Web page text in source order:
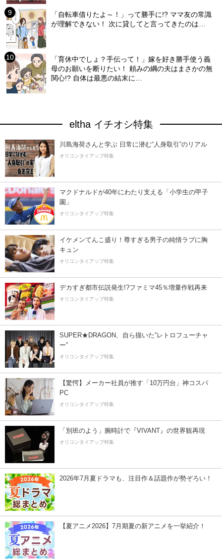
「自転車借りたよ～！」って勝手に!? ママ友の常識
が理解できない！ 次に貸してと言ってきたのは…
「育休中でしょ？手伝って！」嫁を好き勝手使う義
母のお願いを断りたい！ 頼みの綱の夫はまさかの無
関心!? 自体は最悪の結末に…
eltha イチオシ特集
川島海荷さんと学ぶ 日常に潜む“人身取引”のリアル
オリコンタイアップ特集
マクドナルドが40年にわたり支える「小学生の甲子
園」
オリコンタイアップ特集
イケメンてんこ盛り！尊すぎる男子の純情ラブに胸
キュン
オリコンタイアップ特集
デカすぎ都市伝説発生!?ファミマ45％増量作戦再来
オリコンタイアップ特集
SUPER★DRAGON、自ら描いた”レトロフューチャ
ー”
オリコンタイアップ特集
【驚愕】メーカー社員が推す「10万円台」神コスパ
PC
オリコンタイアップ特集
「別班のよう」腕時計で『VIVANT』の世界観再現
オリコンタイアップ特集
2026年7月夏ドラマも、注目作＆話題作が勢ぞろい！
【夏アニメ2026】7月期夏の新アニメを一挙紹介！